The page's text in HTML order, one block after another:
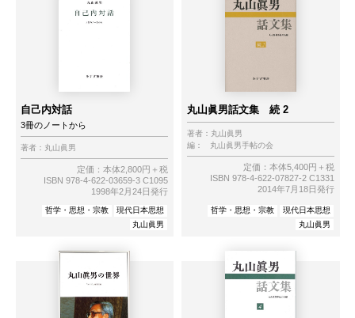
自己内対話
3冊のノートから
著者： 丸山眞男
定価：本体2,800円＋税
ISBN 978-4-622-03659-3 C1095
1998年2月24日発行
哲学・思想・宗教
現代日本思想
丸山眞男
丸山眞男話文集 続 2
著者： 丸山眞男
編：
丸山眞男手帖の会
定価：本体5,400円＋税
ISBN 978-4-622-07827-2 C1331
2014年7月18日発行
哲学・思想・宗教
現代日本思想
丸山眞男